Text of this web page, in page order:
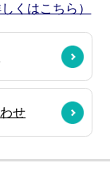
しくはこちら）
せ